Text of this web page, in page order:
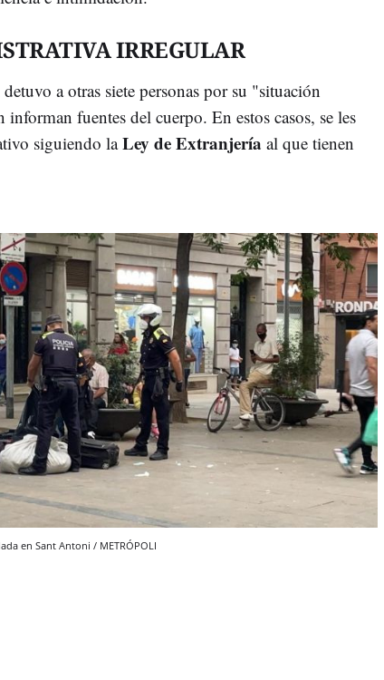
IRREGULAR
a otras siete personas por su "situación
fuentes del cuerpo. En estos casos, se les
siguiendo laLey de Extranjería al que tienen
en Sant Antoni / METRÓPOLI